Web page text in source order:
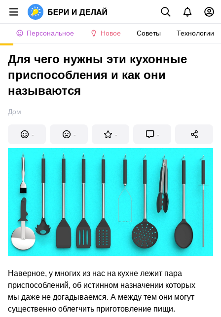
Персональное Новое Советы Технологии
Для чего нужны эти кухонные
приспособления и как они
называются
Дом
- - - -
Наверное, у многих из нас на кухне лежит пара
приспособлений, об истинном назначении которых
мы даже не догадываемся. А между тем они могут
существенно облегчить приготовление пищи.